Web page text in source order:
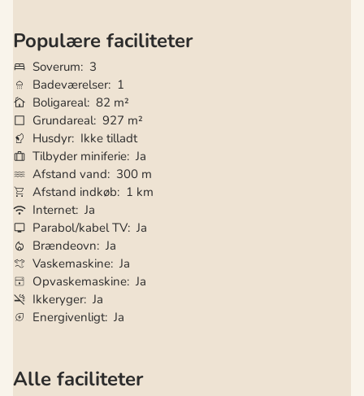
Populære faciliteter
Soverum
3
Badeværelser 1
Boligareal 82 m²
Grundareal 927 m²
Husdyr Ikke tilladt
Tilbyder miniferie Ja
Afstand vand
300 m
Afstand indkøb
1 km
Internet Ja
Parabol/kabel TV Ja
Brændeovn Ja
Vaskemaskine Ja
Opvaskemaskine Ja
Ikkeryger Ja
Energivenligt Ja
Alle faciliteter